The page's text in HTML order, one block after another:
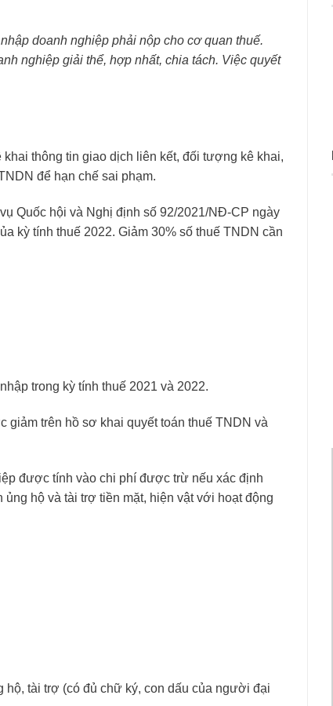
doanh nghiệp phải nộp cho cơ quan thuế.
nghiệp giải thể, hợp nhất, chia tách. Việc quyết
thông tin giao dịch liên kết, đối tượng kê khai,
để hạn chế sai phạm.
Quốc hội và Nghị định số 92/2021/NĐ-CP ngày
kỳ tính thuế 2022. Giảm 30% số thuế TNDN cần
trong kỳ tính thuế 2021 và 2022.
trên hồ sơ khai quyết toán thuế TNDN và
được tính vào chi phí được trừ nếu xác định
hộ và tài trợ tiền mặt, hiện vật với hoạt động
tài trợ (có đủ chữ ký, con dấu của người đại